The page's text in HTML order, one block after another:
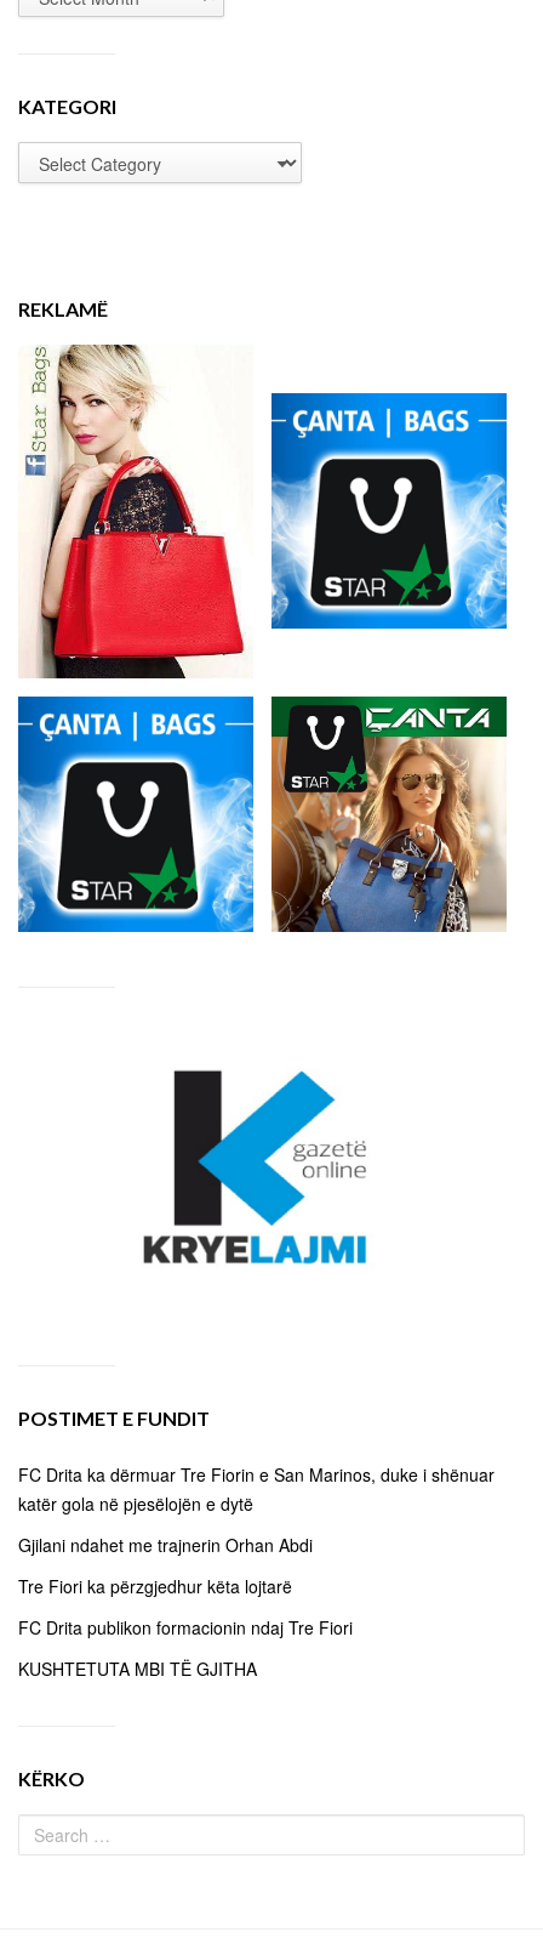
KATEGORI
REKLAMË
POSTIMET E FUNDIT
FC Drita ka dërmuar Tre Fiorin e San Marinos, duke i shënuar
katër gola në pjesëlojën e dytë
Gjilani ndahet me trajnerin Orhan Abdi
Tre Fiori ka përzgjedhur këta lojtarë
FC Drita publikon formacionin ndaj Tre Fiori
KUSHTETUTA MBI TË GJITHA
KËRKO